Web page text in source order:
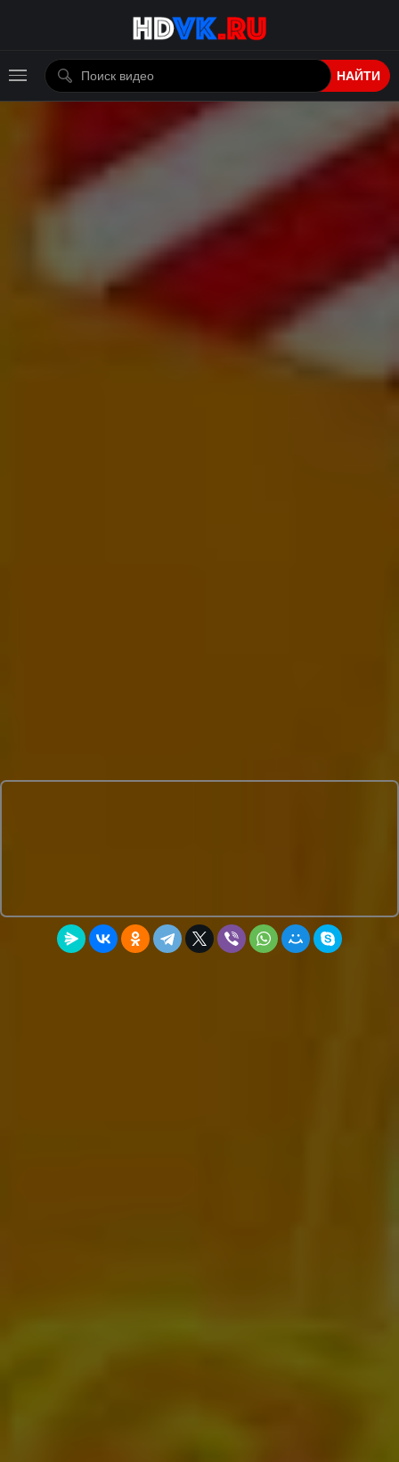
НАЙТИ